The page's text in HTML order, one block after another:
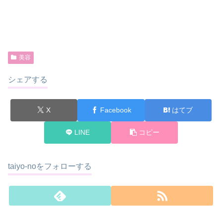
美容
シェアする
X Facebook はてブ
LINE コピー
taiyo-noをフォローする